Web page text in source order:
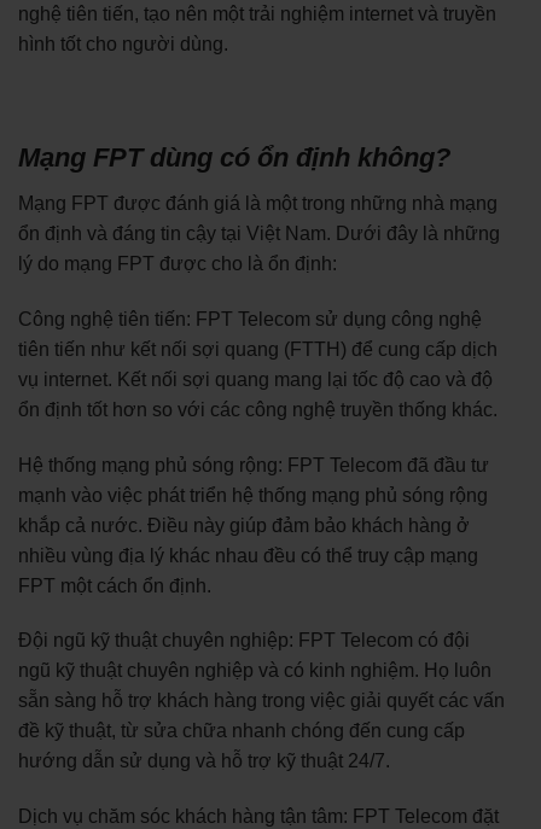
nghệ tiên tiến, tạo nên một trải nghiệm internet và truyền
hình tốt cho người dùng.
Mạng FPT dùng có ổn định không?
Mạng FPT được đánh giá là một trong những nhà mạng
ổn định và đáng tin cậy tại Việt Nam. Dưới đây là những
lý do mạng FPT được cho là ổn định:
Công nghệ tiên tiến: FPT Telecom sử dụng công nghệ
tiên tiến như kết nối sợi quang (FTTH) để cung cấp dịch
vụ internet. Kết nối sợi quang mang lại tốc độ cao và độ
ổn định tốt hơn so với các công nghệ truyền thống khác.
Hệ thống mạng phủ sóng rộng: FPT Telecom đã đầu tư
mạnh vào việc phát triển hệ thống mạng phủ sóng rộng
khắp cả nước. Điều này giúp đảm bảo khách hàng ở
nhiều vùng địa lý khác nhau đều có thể truy cập mạng
FPT một cách ổn định.
Đội ngũ kỹ thuật chuyên nghiệp: FPT Telecom có đội
ngũ kỹ thuật chuyên nghiệp và có kinh nghiệm. Họ luôn
sẵn sàng hỗ trợ khách hàng trong việc giải quyết các vấn
đề kỹ thuật, từ sửa chữa nhanh chóng đến cung cấp
hướng dẫn sử dụng và hỗ trợ kỹ thuật 24/7.
Dịch vụ chăm sóc khách hàng tận tâm: FPT Telecom đặt